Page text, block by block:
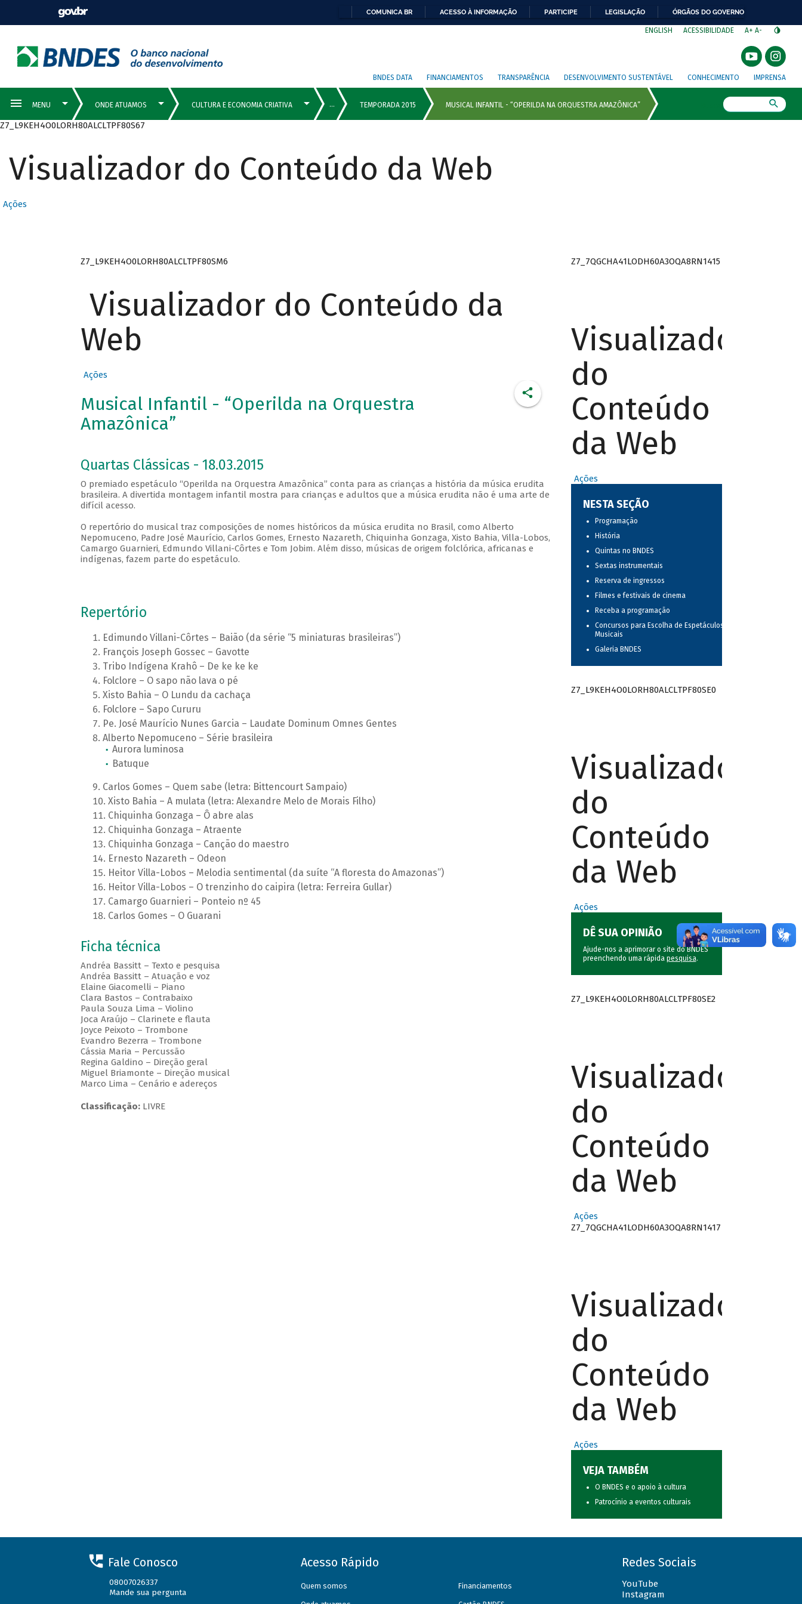
COMUNICA BR ACESSO À INFORMAÇÃO PARTICIPE LEGISLAÇÃO ÓRGÃOS DO GOVERNO
ENGLISH ACESSIBILIDADE A+ A-
BNDES DATA FINANCIAMENTOS TRANSPARÊNCIA DESENVOLVIMENTO SUSTENTÁVEL CONHECIMENTO IMPRENSA
Z7_L9KEH4O0LORH80ALCLTPF80S67
Visualizador do Conteúdo da Web
Ações
Z7_L9KEH4O0LORH80ALCLTPF80SM6
Visualizador do Conteúdo da
Web
Ações
Musical Infantil - “Operilda na Orquestra
Amazônica”
Quartas Clássicas - 18.03.2015
O premiado espetáculo “Operilda na Orquestra Amazônica” conta para as crianças a história da música erudita
brasileira. A divertida montagem infantil mostra para crianças e adultos que a música erudita não é uma arte de
difícil acesso.
O repertório do musical traz composições de nomes históricos da música erudita no Brasil, como Alberto
Nepomuceno, Padre José Maurício, Carlos Gomes, Ernesto Nazareth, Chiquinha Gonzaga, Xisto Bahia, Villa-Lobos,
Camargo Guarnieri, Edmundo Villani-Côrtes e Tom Jobim. Além disso, músicas de origem folclórica, africanas e
indígenas, fazem parte do espetáculo.
Repertório
Edimundo Villani-Côrtes – Baião (da série “5 miniaturas brasileiras”)
François Joseph Gossec – Gavotte
Tribo Indígena Krahô – De ke ke ke
Folclore – O sapo não lava o pé
Xisto Bahia – O Lundu da cachaça
Folclore – Sapo Cururu
Pe. José Maurício Nunes Garcia – Laudate Dominum Omnes Gentes
Alberto Nepomuceno – Série brasileira
Aurora luminosa
Batuque
Carlos Gomes – Quem sabe (letra: Bittencourt Sampaio)
Xisto Bahia – A mulata (letra: Alexandre Melo de Morais Filho)
Chiquinha Gonzaga – Ô abre alas
Chiquinha Gonzaga – Atraente
Chiquinha Gonzaga – Canção do maestro
Ernesto Nazareth – Odeon
Heitor Villa-Lobos – Melodia sentimental (da suíte “A floresta do Amazonas”)
Heitor Villa-Lobos – O trenzinho do caipira (letra: Ferreira Gullar)
Camargo Guarnieri – Ponteio nº 45
Carlos Gomes – O Guarani
Ficha técnica
Andréa Bassitt – Texto e pesquisa
Andréa Bassitt – Atuação e voz
Elaine Giacomelli – Piano
Clara Bastos – Contrabaixo
Paula Souza Lima – Violino
Joca Araújo – Clarinete e flauta
Joyce Peixoto – Trombone
Evandro Bezerra – Trombone
Cássia Maria – Percussão
Regina Galdino – Direção geral
Miguel Briamonte – Direção musical
Marco Lima – Cenário e adereços
Classificação:LIVRE
Z7_7QGCHA41LODH60A3OQA8RN1415
Visualizador
do
Conteúdo
da Web
Ações
NESTA SEÇÃO
Programação
História
Quintas no BNDES
Sextas instrumentais
Reserva de ingressos
Filmes e festivais de cinema
Receba a programação
Concursos para Escolha de Espetáculos
Musicais
Galeria BNDES
Z7_L9KEH4O0LORH80ALCLTPF80SE0
Visualizador
do
Conteúdo
da Web
Ações
DÊ SUA OPINIÃO
Ajude-nos a aprimorar o site do BNDES
preenchendo uma rápida pesquisa.
Z7_L9KEH4O0LORH80ALCLTPF80SE2
Visualizador
do
Conteúdo
da Web
Ações
Z7_7QGCHA41LODH60A3OQA8RN1417
Visualizador
do
Conteúdo
da Web
Ações
VEJA TAMBÉM
O BNDES e o apoio à cultura
Patrocínio a eventos culturais
Fale Conosco
08007026337
Mande sua pergunta
Acesso Rápido
Quem somos Financiamentos
Redes Sociais
YouTube
Instagram